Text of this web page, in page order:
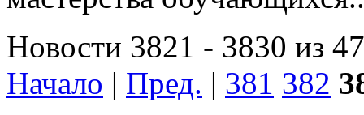
Новости 3821 - 3830 из
Начало | Пред. | 381 382